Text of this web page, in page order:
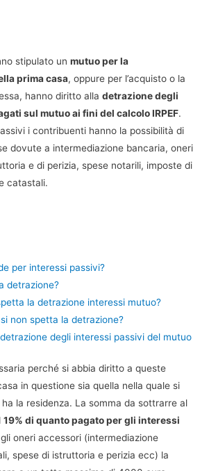
stipulato un mutuo per la
prima casa, oppure per l’acquisto o la
hanno diritto alla detrazione degli
sul mutuo ai fini del calcolo IRPEF.
i contribuenti hanno la possibilità di
dovute a intermediazione bancaria, oneri
e di perizia, spese notarili, imposte di
catastali.
per interessi passivi?
detrazione?
la detrazione interessi mutuo?
non spetta la detrazione?
degli interessi passivi del mutuo
perché si abbia diritto a queste
in questione sia quella nella quale si
la residenza. La somma da sottrarre al
19% di quanto pagato per gli interessi
oneri accessori (intermediazione
spese di istruttoria e perizia ecc) la